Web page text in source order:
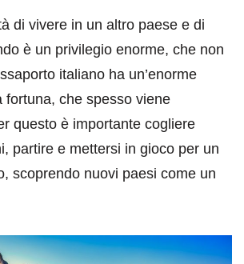
di vivere in un altro paese e di
è un privilegio enorme, che non
italiano ha un’enorme
fortuna, che spesso viene
questo è importante cogliere
partire e mettersi in gioco per un
scoprendo nuovi paesi come un